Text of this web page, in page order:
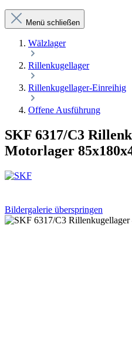
Menü schließen
Wälzlager
Rillenkugellager
Rillenkugellager-Einreihig
Offene Ausführung
SKF 6317/C3
Motorlager
Bildergalerie überspringen